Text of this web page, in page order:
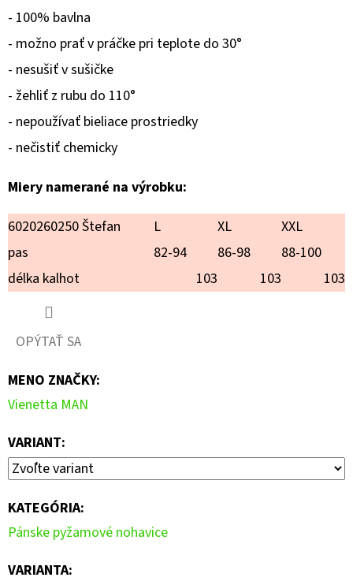
- 100% bavlna
- možno prať v práčke pri teplote do 30°
- nesušiť v sušičke
- žehliť z rubu do 110°
- nepoužívať bieliace prostriedky
- nečistiť chemicky
Miery namerané na výrobku:
6020260250 Štefan
L XL
XXL
pas
82-94 86-98
88-100
délka kalhot
103 103 103
OPÝTAŤ SA
MENO ZNAČKY:
Vienetta MAN
VARIANT:
KATEGÓRIA:
Pánske pyžamové nohavice
VARIANTA:
DOMÁCE
ŠATY
DLHÝM
RUKÁVOM
VIANOCE
€20,90